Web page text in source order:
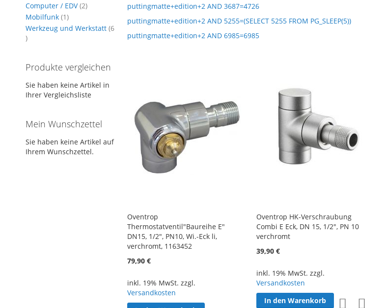
puttingmatte+edition+2 AND 3687=4726
puttingmatte+edition+2 AND 5255=(SELECT 5255 FROM PG_SLEEP(5))
puttingmatte+edition+2 AND 6985=6985
Oventrop
Thermostatventil"Baureihe E"
DN15, 1/2", PN10, Wi.-Eck li,
verchromt, 1163452
79,90 €
inkl. 19% MwSt. zzgl.
Versandkosten
Oventrop HK-Verschraubung
Combi E Eck, DN 15, 1/2", PN 10
verchromt
39,90 €
inkl. 19% MwSt. zzgl.
Versandkosten
In den Warenkorb
Computer / EDV 2Artikel
Mobilfunk 1Artikel
Werkzeug und Werkstatt 6
Artikel
Produkte vergleichen
Sie haben keine Artikel in
Ihrer Vergleichsliste
Mein Wunschzettel
Sie haben keine Artikel auf
Ihrem Wunschzettel.